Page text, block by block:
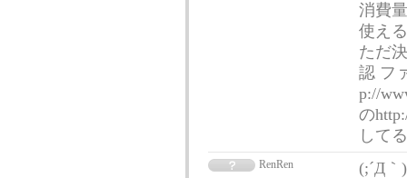
消費
使え
ただ
認 フ
p://
の
して
RenRen
(;´Д